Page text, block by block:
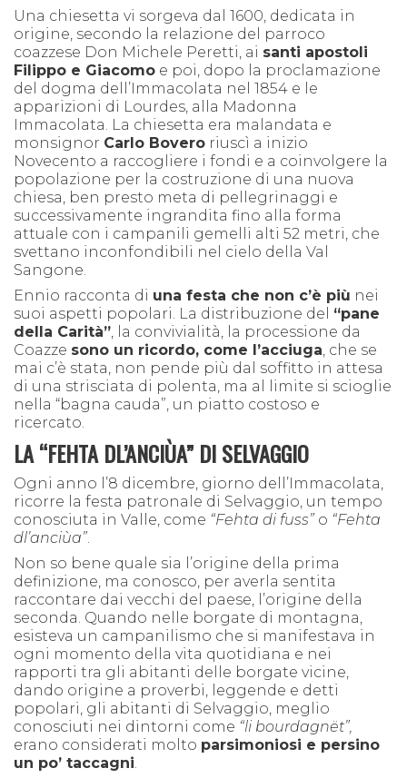
Una chiesetta vi sorgeva dal 1600, dedicata in
origine, secondo la relazione del parroco
coazzese Don Michele Peretti, ai santi apostoli
Filippo e Giacomo e poi, dopo la proclamazione
del dogma dell’Immacolata nel 1854 e le
apparizioni di Lourdes, alla Madonna
Immacolata. La chiesetta era malandata e
monsignor Carlo Bovero riuscì a inizio
Novecento a raccogliere i fondi e a coinvolgere la
popolazione per la costruzione di una nuova
chiesa, ben presto meta di pellegrinaggi e
successivamente ingrandita fino alla forma
attuale con i campanili gemelli alti 52 metri, che
svettano inconfondibili nel cielo della Val
Sangone.
Ennio racconta di una festa che non c’è più nei
suoi aspetti popolari. La distribuzione del “pane
della Carità” , la convivialità, la processione da
Coazze sono un ricordo, come l’acciuga , che se
mai c’è stata, non pende più dal soffitto in attesa
di una strisciata di polenta, ma al limite si scioglie
nella “bagna cauda”, un piatto costoso e
ricercato.
LA “FEHTA DL’ANCIÙA” DI SELVAGGIO
Ogni anno l’8 dicembre, giorno dell’Immacolata,
ricorre la festa patronale di Selvaggio, un tempo
conosciuta in Valle, come “Fehta di fuss” o “Fehta
dl’anciùa”
Non so bene quale sia l’origine della prima
definizione, ma conosco, per averla sentita
raccontare dai vecchi del paese, l’origine della
seconda. Quando nelle borgate di montagna,
esisteva un campanilismo che si manifestava in
ogni momento della vita quotidiana e nei
rapporti tra gli abitanti delle borgate vicine,
dando origine a proverbi, leggende e detti
popolari, gli abitanti di Selvaggio, meglio
conosciuti nei dintorni come “li bourdagnët”,
erano considerati molto parsimoniosi e persino
un po’ taccagni